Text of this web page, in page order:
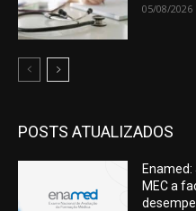
05/08/2026
POSTS ATUALIZADOS
MEC a